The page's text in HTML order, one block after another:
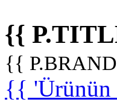
{{
{{
{{ 'Ürünün